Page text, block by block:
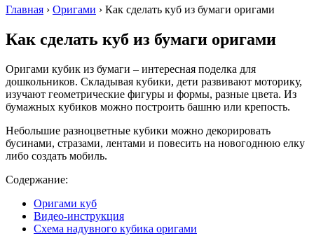
Главная › Оригами › Как сделать куб из бумаги оригами
Как сделать куб из бумаги оригами
Оригами кубик из бумаги – интересная поделка для
дошкольников. Складывая кубики, дети развивают моторику,
изучают геометрические фигуры и формы, разные цвета. Из
бумажных кубиков можно построить башню или крепость.
Небольшие разноцветные кубики можно декорировать
бусинами, стразами, лентами и повесить на новогоднюю елку
либо создать мобиль.
Содержание:
Оригами куб
Видео-инструкция
Схема надувного кубика оригами